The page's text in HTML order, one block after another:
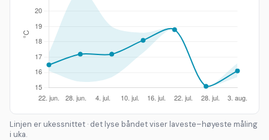
Linjen er ukessnittet · det lyse båndet viser laveste–høyeste måling
i uka.